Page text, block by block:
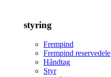
styring
Frempind
Frempind reservedele
Håndtag
Styr